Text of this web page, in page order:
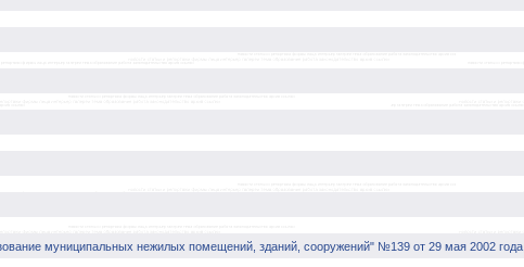
муниципальных нежилых помещений, зданий, сооружений" №139 от 29 мая 2002 года,